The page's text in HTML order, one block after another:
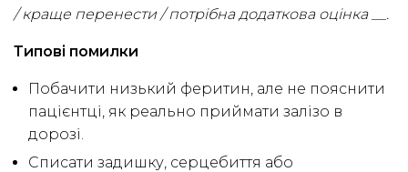
/ краще перенести / потрібна додаткова оцінка __.
Типові помилки
Побачити низький феритин, але не пояснити
пацієнтці, як реально приймати залізо в
дорозі.
Списати задишку, серцебиття або